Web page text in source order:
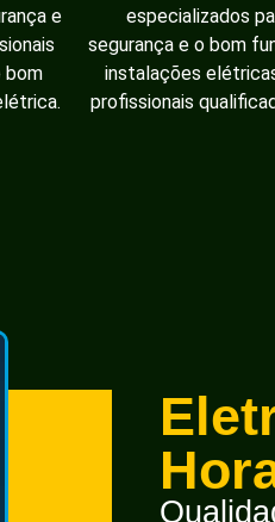
e
bom
especializados
segurança e o bom
instalações
profissionais